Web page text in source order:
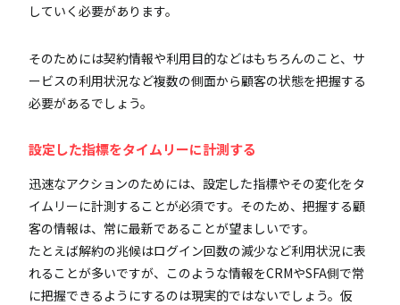
していく必要があります。
そのためには契約情報や利用目的などはもちろんのこと、サ
ービスの利用状況など複数の側面から顧客の状態を把握する
必要があるでしょう。
設定した指標をタイムリーに計測する
迅速なアクションのためには、設定した指標やその変化をタ
イムリーに計測することが必須です。そのため、把握する顧
客の情報は、常に最新であることが望ましいです。
たとえば解約の兆候はログイン回数の減少など利用状況に表
れることが多いですが、このような情報をCRMやSFA側で常
に把握できるようにするのは現実的ではないでしょう。仮